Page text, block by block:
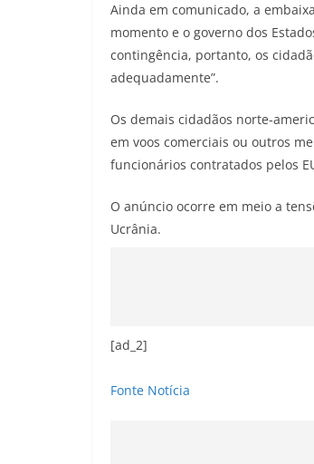
Ainda em comunicado, a
momento e o governo dos
contingência, portanto, os
adequadamente”.
Os demais cidadãos norte-
em voos comerciais ou outros
funcionários contratados pelos
O anúncio ocorre em meio a
Ucrânia.
[ad_2]
Fonte Notícia